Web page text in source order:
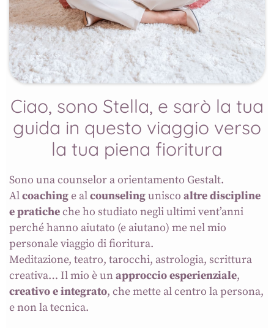
Ciao, sono Stella, e sarò la tua
guida in questo viaggio verso
la tua piena fioritura
Sono una counselor a orientamento Gestalt.
Alcoaching e alcounselingunisco altre discipline
e praticheche ho studiato negli ultimi vent’anni
perché hanno aiutato (e aiutano) me nel mio
personale viaggio di fioritura.
Meditazione, teatro, tarocchi, astrologia, scrittura
creativa… Il mio è unapproccio esperienziale,
creativo e integrato, che mette al centro la persona,
e non la tecnica.